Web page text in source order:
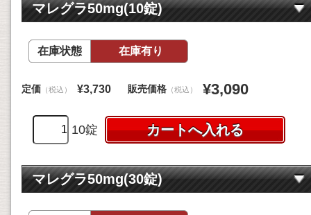
マレグラ50mg(10錠)
在庫状態 在庫有り
定価 （税込） ¥3,730 販売価格 （税込） ¥3,090
10錠
マレグラ50mg(30錠)